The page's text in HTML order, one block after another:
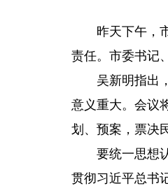
昨天下午，
责任。市委书记
吴新明指出
意义重大。会议
划、预案，票决
要统一思想
贯彻习近平总书